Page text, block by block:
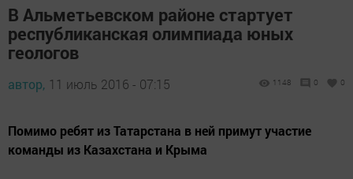
В Альметьевском районе стартует
республиканская олимпиада юных
геологов
автор, 11 июль 2016 - 07:15 1148 0 0
Помимо ребят из Татарстана в ней примут участие
команды из Казахстана и Крыма